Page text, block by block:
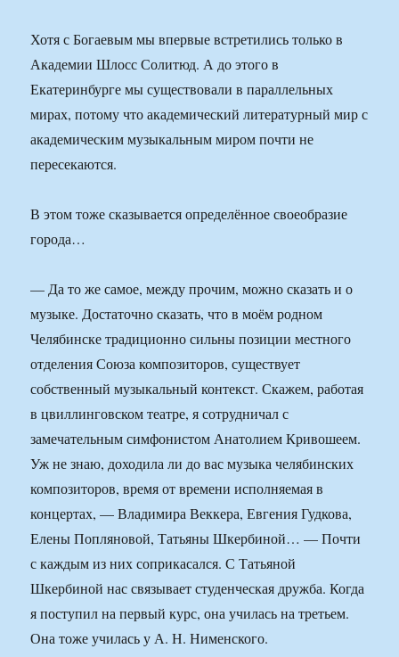
Хотя с Богаевым мы впервые встретились только в
Академии Шлосс Солитюд. А до этого в
Екатеринбурге мы существовали в параллельных
мирах, потому что академический литературный мир с
академическим музыкальным миром почти не
пересекаются.
В этом тоже сказывается определённое своеобразие
города…
— Да то же самое, между прочим, можно сказать и о
музыке. Достаточно сказать, что в моём родном
Челябинске традиционно сильны позиции местного
отделения Союза композиторов, существует
собственный музыкальный контекст. Скажем, работая
в цвиллинговском театре, я сотрудничал с
замечательным симфонистом Анатолием Кривошеем.
Уж не знаю, доходила ли до вас музыка челябинских
композиторов, время от времени исполняемая в
концертах, — Владимира Веккера, Евгения Гудкова,
Елены Попляновой, Татьяны Шкербиной… — Почти
с каждым из них соприкасался. С Татьяной
Шкербиной нас связывает студенческая дружба. Когда
я поступил на первый курс, она училась на третьем.
Она тоже училась у А. Н. Нименского.